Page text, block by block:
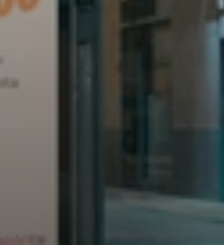
Burger King
Popeyes